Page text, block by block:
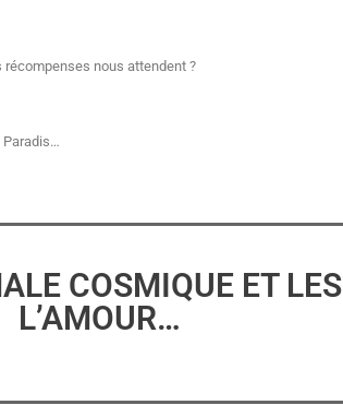
récompenses nous attendent ?
Paradis…
COSMIQUE ET
L’AMOUR…